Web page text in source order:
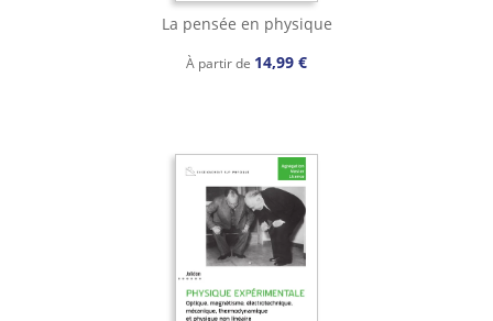
La pensée en physique
À partir de 14,99 €